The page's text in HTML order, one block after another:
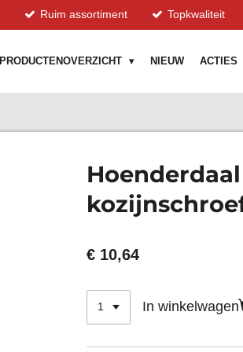
Ruim assortiment Topkwaliteit
PRODUCTENOVERZICHT NIEUW ACTIES
€ 10,64
In winkelwagen